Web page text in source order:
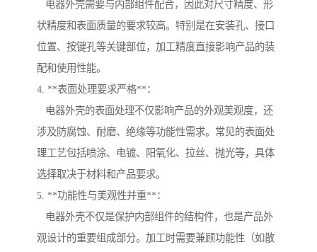
电器外壳需要与内部组件配合，因此对尺寸精度、形
状精度和表面质量的要求较高。特别是在安装孔、接口
位置、按键孔等关键部位，加工精度直接影响产品的装
配和使用性能。
4. **表面处理要求严格**：
电器外壳的表面处理不仅影响产品的外观美观度，还
涉及防腐蚀、耐磨、绝缘等功能性需求。常见的表面处
理工艺包括喷涂、电镀、阳氧化、拉丝、抛光等，具体
选择取决于材料和产品要求。
5. **功能性与美观性并重**：
电器外壳不仅是保护内部组件的结构件，也是产品外
观设计的重要组成部分。加工时需要兼顾功能性（如散